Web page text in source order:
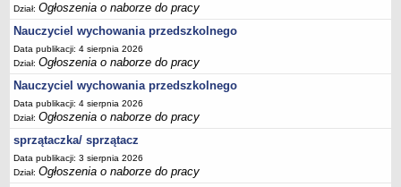
Dział:Ogłoszenia o naborze do pracy
Nauczyciel wychowania przedszkolnego
Data publikacji: 4 sierpnia 2026
Dział:Ogłoszenia o naborze do pracy
Nauczyciel wychowania przedszkolnego
Data publikacji: 4 sierpnia 2026
Dział:Ogłoszenia o naborze do pracy
sprzątaczka/ sprzątacz
Data publikacji: 3 sierpnia 2026
Dział:Ogłoszenia o naborze do pracy